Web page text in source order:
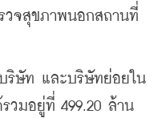
วจสุขภาพนอกสถานที่
ษัท และบริษัทย่อยใน
วมอยู่ที่ 499.20 ล้าน